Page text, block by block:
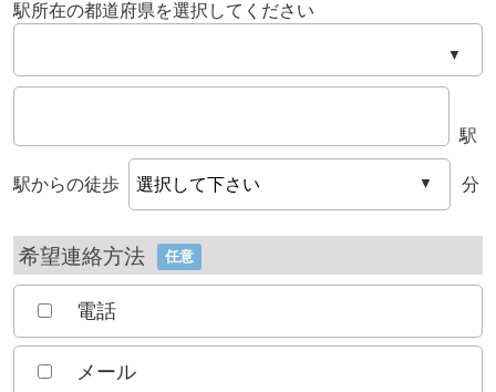
▼
▼
駅所在の都道府県を選択してください
駅
駅からの徒歩 分
希望連絡方法 任意
電話
メール